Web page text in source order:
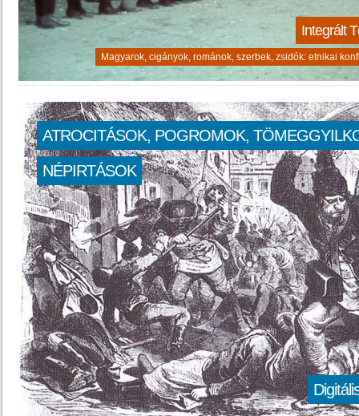
Integrált
Magyarok, cigányok, románok, szerbek, zsidók: etnikai
ATROCITÁSOK, POGROMOK,
NÉPIRTÁSOK